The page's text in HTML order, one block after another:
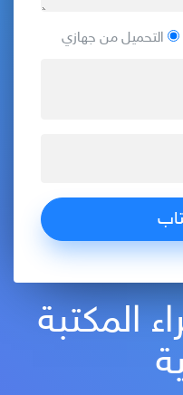
التحميل من جهازي
المكتبة